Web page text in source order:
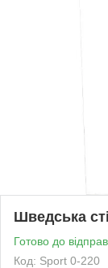
Шведська
Готово до
Код: Sport 0-220